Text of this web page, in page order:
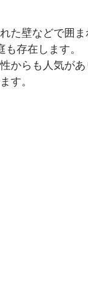
た壁などで囲
存在します。
からも人気が
す。